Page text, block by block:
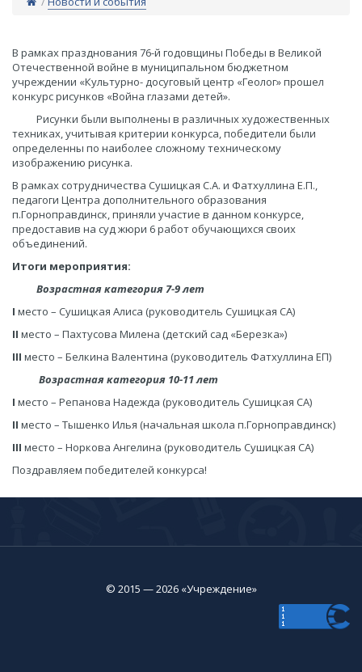
​В рамках празднования 76-й годовщины Победы в Великой
Отечественной войне в муниципальном бюджетном
учреждении «Культурно- досуговый центр «Геолог» прошел
конкурс рисунков «Война глазами детей».
Рисунки были выполнены в различных художественных
техниках, учитывая критерии конкурса, победители были
определенны по наиболее сложному техническому
изображению рисунка.
В рамках сотрудничества Сушицкая С.А. и Фатхуллина Е.П.,
педагоги Центра дополнительного образования
п.Горноправдинск, приняли участие в данном конкурсе,
предоставив на суд жюри 6 работ обучающихся своих
объединений.
Итоги мероприятия:
Возрастная категория 7-9 лет
I место – Сушицкая Алиса (руководитель Сушицкая СА)
II место – Пахтусова Милена (детский сад «Березка»)
III место – Белкина Валентина (руководитель Фатхуллина ЕП)
Возрастная категория 10-11 лет
I место – Репанова Надежда (руководитель Сушицкая СА)
II место – Тышенко Илья (начальная школа п.Горноправдинск)
III место – Норкова Ангелина (руководитель Сушицкая СА)
Поздравляем победителей конкурса!
© 2015 — 2026 «Учреждение»